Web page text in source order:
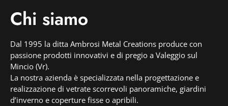
Chi siamo
Dal 1995 la ditta Ambrosi Metal Creations produce con
passione prodotti innovativi e di pregio a Valeggio sul
Mincio (Vr).
La nostra azienda è specializzata nella progettazione e
realizzazione di vetrate scorrevoli panoramiche, giardini
d’inverno e coperture fisse o apribili.